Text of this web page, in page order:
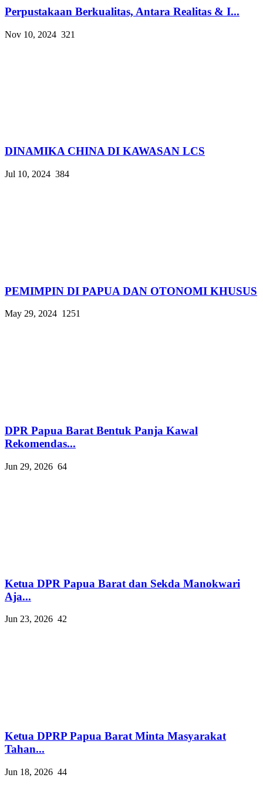
Perpustakaan Berkualitas, Antara Realitas & I...
Nov 10, 2024 321
DINAMIKA CHINA DI KAWASAN LCS
Jul 10, 2024 384
PEMIMPIN DI PAPUA DAN OTONOMI KHUSUS
May 29, 2024 1251
DPR Papua Barat Bentuk Panja Kawal
Rekomendas...
Jun 29, 2026 64
Ketua DPR Papua Barat dan Sekda Manokwari
Aja...
Jun 23, 2026 42
Ketua DPRP Papua Barat Minta Masyarakat
Tahan...
Jun 18, 2026 44